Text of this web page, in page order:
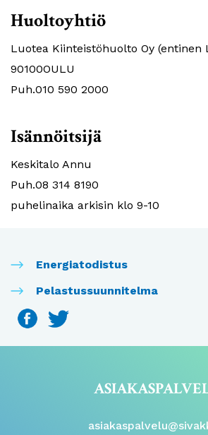
Huoltoyhtiö
Luotea Kiinteistöhuolto Oy (entinen
90100OULU
Puh.010 590 2000
Isännöitsijä
Keskitalo Annu
Puh.08 314 8190
puhelinaika arkisin klo 9-10
Energiatodistus
Pelastussuunnitelma